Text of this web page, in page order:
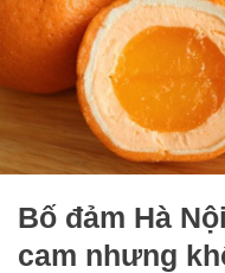
Bố đảm Hà
cam nhưng